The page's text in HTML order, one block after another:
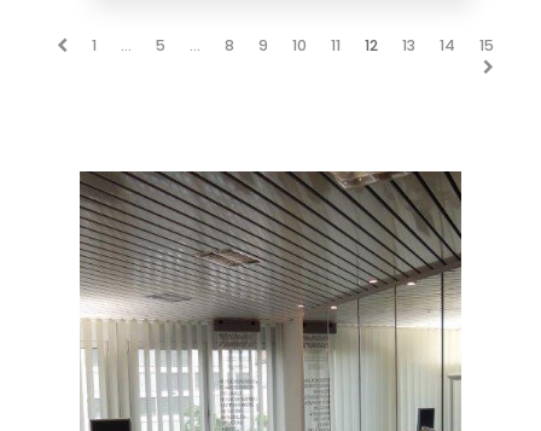
1 … 5 … 8 9 10 11 12 13 14 15